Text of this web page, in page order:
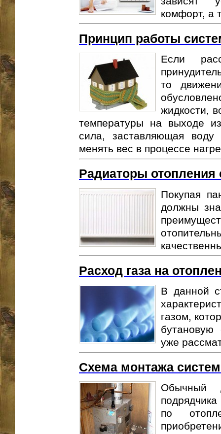
комфорт, а
Принцип работы
Если
то
жидкости,
температуры на выходе
сила, заставляющая воду
менять вес в процессе
Радиаторы
Покупая
должны
Расход газа на
В данной
газом,
бутановую
уже
Схема монтажа
Обычный
по